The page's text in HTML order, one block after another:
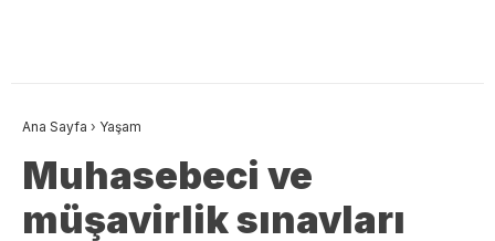
Ana Sayfa › Yaşam
Muhasebeci ve
müşavirlik sınavları